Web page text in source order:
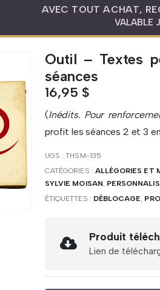
AVEC TOUT ACHAT,
VALABLE
Outil – Textes
séances
16,95 $
(Inédits. Pour
profit les séances 2 et 3
UGS :THSM-135
CATÉGORIES : ALLÉGORIES ET
SYLVIE MOISAN,
ÉTIQUETTES : DÉBLOCAGE,
Produit
Lien de